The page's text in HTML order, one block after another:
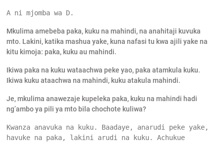
A ni mjomba wa D.
Mkulima amebeba paka, kuku na mahindi, na anahitaji kuvuka
mto. Lakini, katika mashua yake, kuna nafasi tu kwa ajili yake na
kitu kimoja: paka, kuku au mahindi.
Ikiwa paka na kuku wataachwa peke yao, paka atamkula kuku.
Ikiwa kuku ataachwa na mahindi, kuku atakula mahindi.
Je, mkulima anawezaje kupeleka paka, kuku na mahindi hadi
ng’ambo ya pili ya mto bila chochote kuliwa?
Kwanza anavuka na kuku. Baadaye, anarudi peke yake,
havuke na paka, lakini arudi na kuku. Achukue